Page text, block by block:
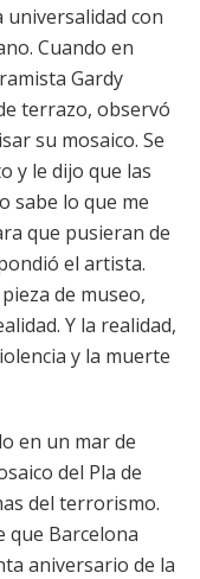
con
Cuando en
Gardy
terrazo, observó
su mosaico. Se
y le dijo que las
sabe lo que me
que pusieran de
el artista.
de museo,
Y la realidad,
y la muerte
en un mar de
del Pla de
del terrorismo.
que Barcelona
aniversario de la